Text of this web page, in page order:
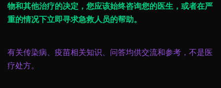
物和其他治疗的决定，您应该始终咨询您的医生，或者在严
重的情况下立即寻求急救人员的帮助。
有关传染病、疫苗相关知识、问答均供交流和参考，不是医
疗处方。